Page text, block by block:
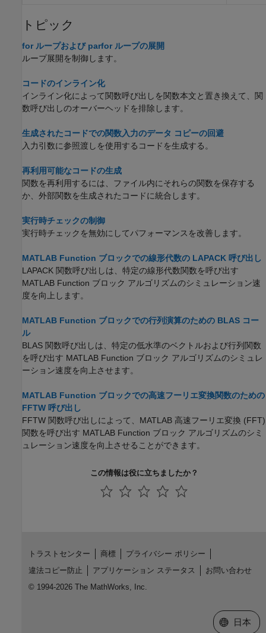
トピック
for ループおよび parfor ループの展開
ループ展開を制御します。
コードのインライン化
インライン化によって関数呼び出しを関数本文と置き換えて、関
数呼び出しのオーバーヘッドを排除します。
生成されたコードでの関数入力のデータ コピーの回避
入力引数に参照渡しを使用するコードを生成する。
再利用可能なコードの生成
関数を再利用するには、ファイル内にそれらの関数を保存する
か、外部関数を生成されたコードに統合します。
実行時チェックの制御
実行時チェックを無効にしてパフォーマンスを改善します。
MATLAB Function ブロックでの線形代数の LAPACK 呼び出し
LAPACK 関数呼び出しは、特定の線形代数関数を呼び出す
MATLAB Function ブロック アルゴリズムのシミュレーション速
度を向上します。
MATLAB Function ブロックでの行列演算のための BLAS コー
ル
BLAS 関数呼び出しは、特定の低水準のベクトルおよび行列関数
を呼び出す MATLAB Function ブロック アルゴリズムのシミュレ
ーション速度を向上させます。
MATLAB Function ブロックでの高速フーリエ変換関数のための
FFTW 呼び出し
FFTW 関数呼び出しによって、MATLAB 高速フーリエ変換 (FFT)
関数を呼び出す MATLAB Function ブロック アルゴリズムのシミ
ュレーション速度を向上させることができます。
この情報は役に立ちましたか？
トラストセンター 商標
プライバシー ポリシー
違法コピー防止
アプリケーション ステータス
お問い合わせ
© 1994-2026 The MathWorks, Inc.
Web サイ
日本